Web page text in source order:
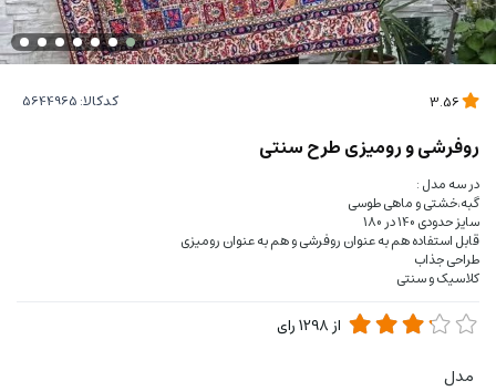
کدکالا:
روفرشی و رومیزی طرح سنتی
در سه مدل :
گبه،خشتی و ماهی طوسی
سایز حدودی 140 در 180
قابل استفاده هم به عنوان روفرشی و هم به عنوان رومیزی
طراحی جذاب
کلاسیک و سنتی
از 1298رای
مدل